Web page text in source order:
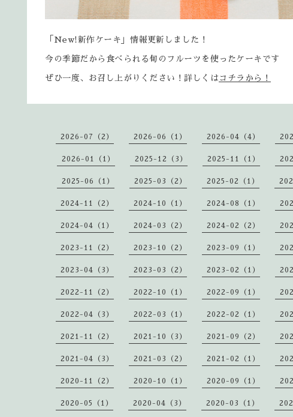
「New!新作ケーキ」情報更新しました！
今の季節だから食べられる旬のフルーツを使ったケーキです
ぜひ一度、お召し上がりください！詳しくは コチラから！
2026-07（2） 2026-06（1） 2026-04（4）
2026-01（1） 2025-12（3） 2025-11（1）
2025-06（1） 2025-03（2） 2025-02（1）
2024-11（2） 2024-10（1） 2024-08（1）
2024-04（1） 2024-03（2） 2024-02（2）
2023-11（2） 2023-10（2） 2023-09（1）
2023-04（3） 2023-03（2） 2023-02（1）
2022-11（2） 2022-10（1） 2022-09（1）
2022-04（3） 2022-03（1） 2022-02（1）
2021-11（2） 2021-10（3） 2021-09（2）
2021-04（3） 2021-03（2） 2021-02（1）
2020-11（2） 2020-10（1） 2020-09（1）
2020-05（1） 2020-04（3） 2020-03（1）